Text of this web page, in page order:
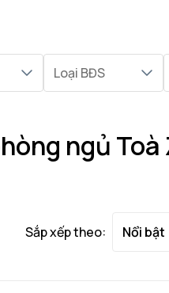
Loại BĐS
ngủ
Sắp xếp theo: Nổi bật